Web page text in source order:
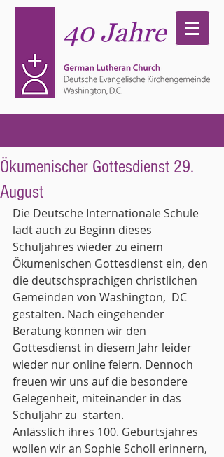
Ökumenischer Gottesdienst 29.
August
Die Deutsche Internationale Schule
lädt auch zu Beginn dieses
Schuljahres wieder zu einem
Ökumenischen Gottesdienst ein, den
die deutschsprachigen christlichen
Gemeinden von Washington,  DC
gestalten. Nach eingehender
Beratung können wir den
Gottesdienst in diesem Jahr leider
wieder nur online feiern. Dennoch
freuen wir uns auf die besondere
Gelegenheit, miteinander in das
Schuljahr zu  starten.
Anlässlich ihres 100. Geburtsjahres
wollen wir an Sophie Scholl erinnern,